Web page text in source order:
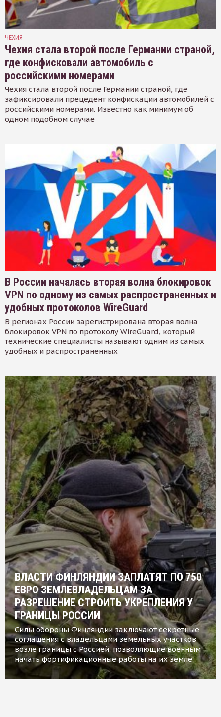
ЧЕХИЯ
Чехия стала второй после Германии страной,
где конфисковали автомобиль с
российскими номерами
Чехия стала второй после Германии страной, где
зафиксировали прецедент конфискации автомобилей с
российскими номерами. Известно как минимум об
одном подобном случае
В России началась вторая волна блокировок
VPN по одному из самых распространенных и
удобных протоколов WireGuard
В регионах России зарегистрирована вторая волна
блокировок VPN по протоколу WireGuard, который
технические специалисты называют одним из самых
удобных и распространенных
ВЛАСТИ ФИНЛЯНДИИ ЗАПЛАТЯТ ПО 750
ЕВРО ЗЕМЛЕВЛАДЕЛЬЦАМ ЗА
РАЗРЕШЕНИЕ СТРОИТЬ УКРЕПЛЕНИЯ У
ГРАНИЦЫ РОССИИ
Силы обороны Финляндии заключают секретные
соглашения с владельцами земельных участков
возле границы с Россией, позволяющие военным
начать фортификационные работы на их земле